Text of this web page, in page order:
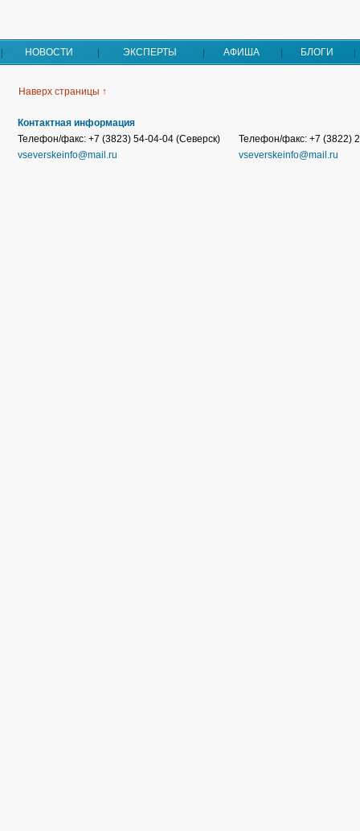
НОВОСТИ ЭКСПЕРТЫ АФИША БЛОГИ
Наверх страницы ↑
Контактная информация
Телефон/факс: +7 (3823) 54-04-04 (Северск)
vseverskeinfo@mail.ru
Телефон/факс: +7 (3822)
vseverskeinfo@mail.ru